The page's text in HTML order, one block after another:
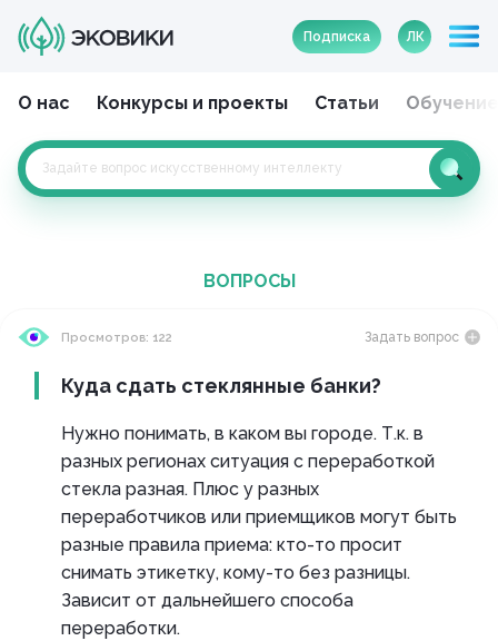
Подписка ЛК
О нас Конкурсы и проекты Статьи Обучение
ВОПРОСЫ
Просмотров: 122 Задать вопрос
Куда сдать стеклянные банки?
Нужно понимать, в каком вы городе. Т.к. в
разных регионах ситуация с переработкой
стекла разная. Плюс у разных
переработчиков или приемщиков могут быть
разные правила приема: кто-то просит
снимать этикетку, кому-то без разницы.
Зависит от дальнейшего способа
переработки.